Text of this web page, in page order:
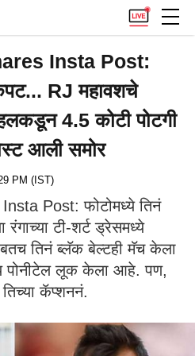
Insta Post:
RJ महावशचे
4.5 कोटी पोटगी
आली समोर
PM (IST)
Post: फोटोमध्ये तिनं
रंगाच्या टी-शर्ट ड्रेसमध्ये
तिनं ब्लॅक बेल्टही मॅच केला
पोनीटेल लूक केला आहे. पण,
कॅप्शननं.